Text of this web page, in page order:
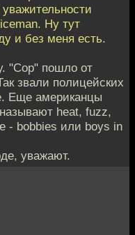
Ну тут
и без меня есть.
"Cop" пошло от
звали полицейских
Еще американцы
heat, fuzz,
- bobbies или boys in
уважают.